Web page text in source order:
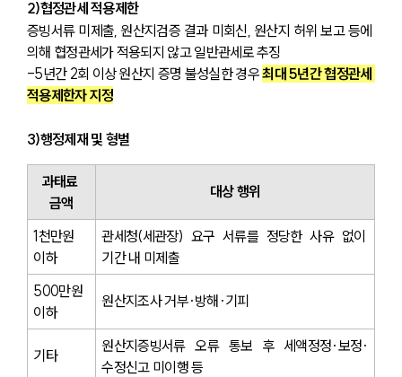
2)협정관세 적용제한
증빙서류 미제출, 원산지검증 결과 미회신, 원산지 허위 보고 등에
의해 협정관세가 적용되지 않고 일반관세로 추징
-5년간 2회 이상 원산지 증명 불성실한 경우 최대 5년간 협정관세
적용제한자 지정
3)행정제재 및 형벌
과태료
금액
대상 행위
1천만원
이하
관세청(세관장) 요구 서류를 정당한 사유 없이
기간 내 미제출
500만원
이하
원산지조사 거부·방해·기피
기타
원산지증빙서류 오류 통보 후 세액정정·보정·
수정신고 미이행 등